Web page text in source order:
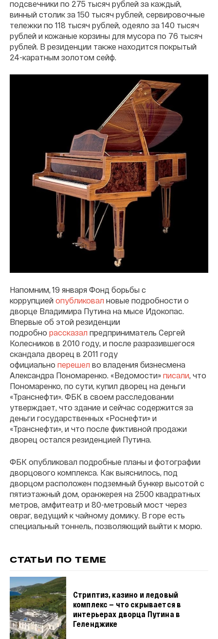
подсвечники по 275 тысяч рублей за каждый,
винный столик за 150 тысяч рублей, сервировочные
тележки по 118 тысяч рублей, одеяло за 140 тысяч
рублей и кожаные корзины для мусора по 76 тысяч
рублей. В резиденции также находится покрытый
24-каратным золотом сейф.
Напомним, 19 января Фонд борьбы с
коррупцией опубликовал новые подробности о
дворце Владимира Путина на мысе Идокопас.
Впервые об этой резиденции
подробно рассказал предприниматель Сергей
Колесников в 2010 году, и после разразившегося
скандала дворец в 2011 году
официально перешел во владения бизнесмена
Александра Пономаренко. «Ведомости» писали, что
Пономаренко, по сути, купил дворец на деньги
«Транснефти». ФБК в своем расследовании
утверждает, что здание и сейчас содержится за
деньги государственных «Роснефти» и
«Транснефти», и что после фиктивной продажи
дворец остался резиденцией Путина.
ФБК опубликовал подробные планы и фотографии
дворцового комплекса. Как выяснилось, под
дворцом расположен подземный бункер высотой с
пятиэтажный дом, оранжерея на 2500 квадратных
метров, амфитеатр и 80-метровый мост через
овраг, ведущий к чайному домику. В горе есть
специальный тоннель, позволяющий выйти к морю.
СТАТЬИ ПО ТЕМЕ
Стриптиз, казино и ледовый
комплекс — что скрывается в
интерьерах дворца Путина в
Геленджике